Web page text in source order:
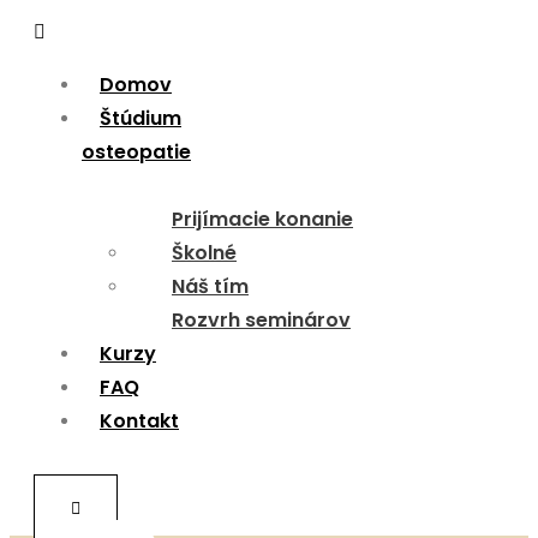
Menu
Domov
Štúdium
osteopatie
Prijímacie konanie
Školné
Náš tím
Rozvrh seminárov
Kurzy
FAQ
Kontakt